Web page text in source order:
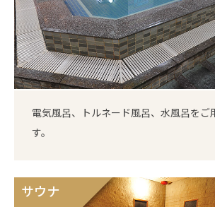
電気風呂、トルネード風呂、水風呂をご
す。
サウナ